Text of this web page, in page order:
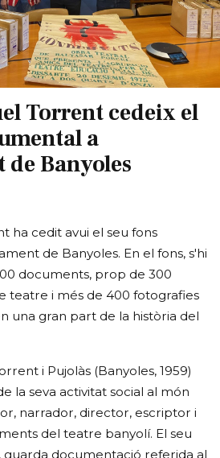
Torrent cedeix el
a
Banyoles
ha cedit avui el seu fons
de Banyoles. En el fons, s'hi
documents, prop de 300
teatre i més de 400 fotografies
una gran part de la història del
i Pujolàs (Banyoles, 1959)
la seva activitat social al món
narrador, director, escriptor i
del teatre banyolí. El seu
guarda documentació referida al